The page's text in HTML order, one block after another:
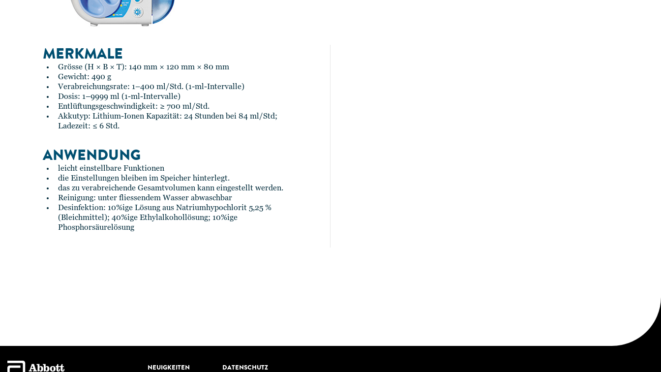
MERKMALE
Grösse (H × B × T): 140 mm × 120 mm × 80 mm
Gewicht: 490 g
Verabreichungsrate: 1–400 ml/Std. (1-ml-Intervalle)
Dosis: 1–9999 ml (1-ml-Intervalle)
Entlüftungsgeschwindigkeit: ≥ 700 ml/Std.
Akkutyp: Lithium-Ionen Kapazität: 24 Stunden bei 84 ml/Std;
Ladezeit: ≤ 6 Std.
ANWENDUNG
leicht einstellbare Funktionen
die Einstellungen bleiben im Speicher hinterlegt.
das zu verabreichende Gesamtvolumen kann eingestellt werden.
Reinigung: unter fliessendem Wasser abwaschbar
Desinfektion: 10%ige Lösung aus Natriumhypochlorit 5,25 %
(Bleichmittel); 40%ige Ethylalkohollösung; 10%ige
Phosphorsäurelösung
NEUIGKEITEN DATENSCHUTZ